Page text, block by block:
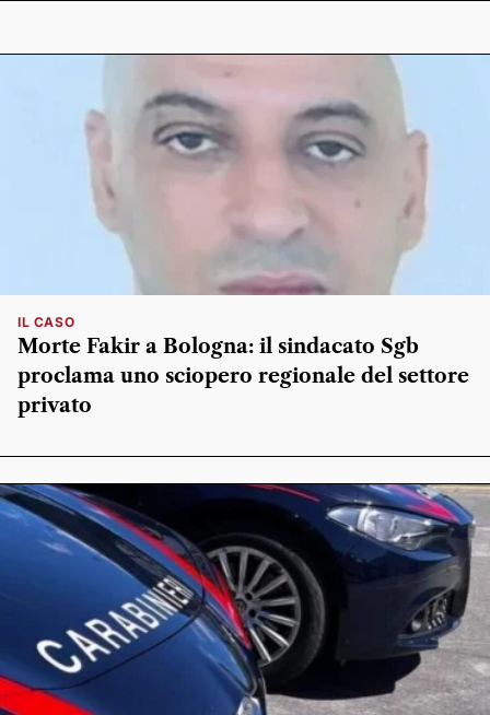
IL CASO
Morte Fakir a Bologna: il sindacato Sgb
proclama uno sciopero regionale del settore
privato